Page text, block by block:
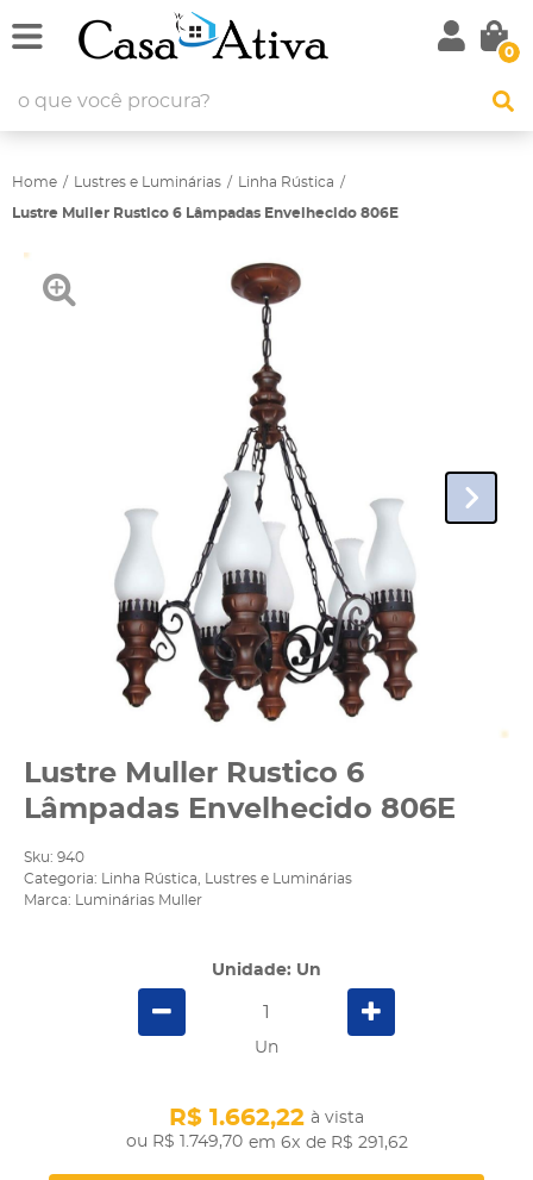
0
Home Lustres e Luminárias Linha Rústica
Lustre Muller Rustico 6 Lâmpadas Envelhecido 806E
Lustre Muller Rustico 6
Lâmpadas Envelhecido 806E
Sku: 940
Categoria:
Linha Rústica
Lustres e Luminárias
Marca:
Luminárias Muller
Unidade: Un
Un
R$ 1.749,70
R$ 1.662,22 à vista
em 6x de R$ 291,62